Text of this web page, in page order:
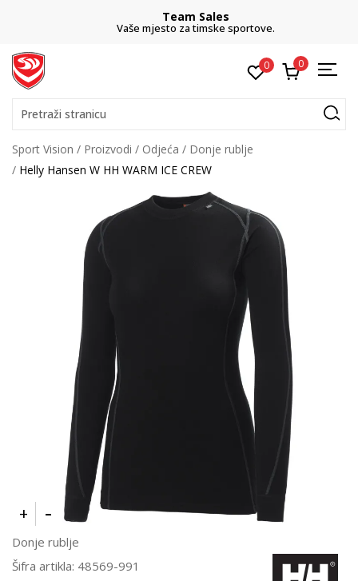
Team Sales
Vaše mjesto za timske sportove.
0 0
Pretraži stranicu
Sport Vision Proizvodi Odjeća
Donje rublje
Helly Hansen W HH WARM ICE CREW
Donje rublje
Šifra artikla: 48569-991